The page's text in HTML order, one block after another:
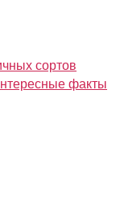
сортов
факты